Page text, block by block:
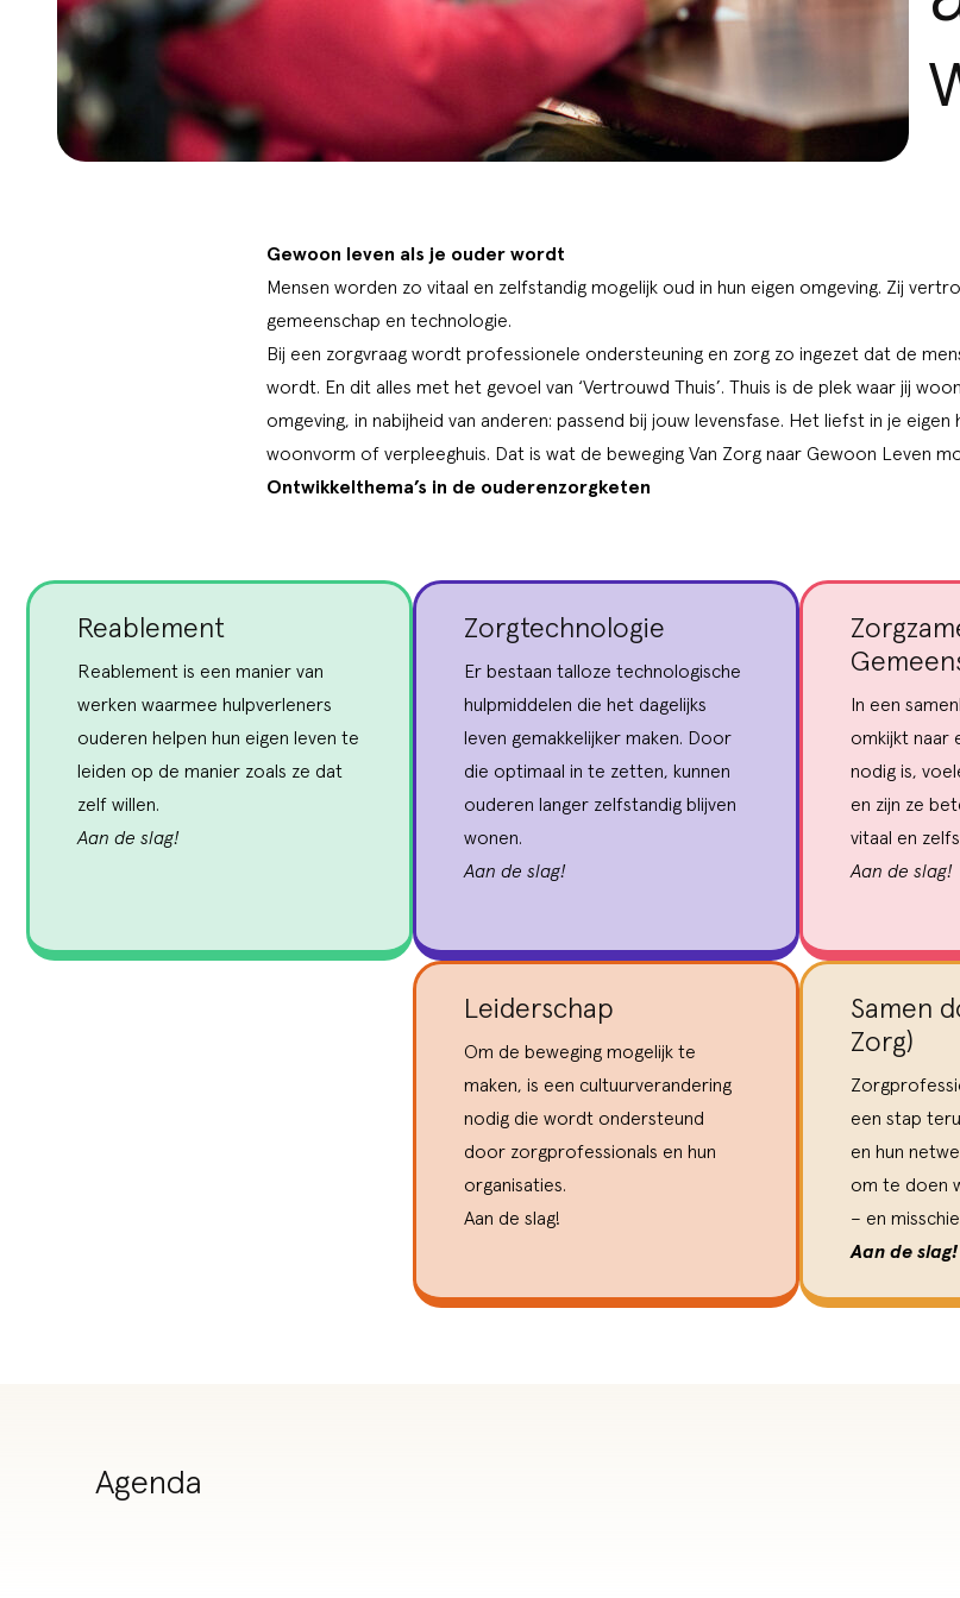
Gewoon leven als je ouder wordt
Mensen worden zo vitaal en zelfstandig mogelijk oud in hun eigen omgeving. Zij
gemeenschap en technologie.
Bij een zorgvraag wordt professionele ondersteuning en zorg zo ingezet dat de
wordt. En dit alles met het gevoel van ‘Vertrouwd Thuis’. Thuis is de plek waar jij
omgeving, in nabijheid van anderen: passend bij jouw levensfase. Het liefst in je
woonvorm of verpleeghuis. Dat is wat de beweging Van Zorg naar Gewoon Leven
Ontwikkelthema’s in de ouderenzorgketen
Reablement
Reablement is een manier van
werken waarmee hulpverleners
ouderen helpen hun eigen leven te
leiden op de manier zoals ze dat
zelf willen.
Aan de slag!
Zorgtechnologie
Er bestaan talloze technologische
hulpmiddelen die het dagelijks
leven gemakkelijker maken. Door
die optimaal in te zetten, kunnen
ouderen langer zelfstandig blijven
wonen.
Aan de slag!
In een
omkijkt naar
nodig is,
en zijn ze
vitaal en
Aan de slag!
Leiderschap
Om de beweging mogelijk te
maken, is een cultuurverandering
nodig die wordt ondersteund
door zorgprofessionals en hun
organisaties.
Aan de slag!
Samen
Zorg)
een stap
en hun
om te doen
– en
Aan de slag!
Agenda